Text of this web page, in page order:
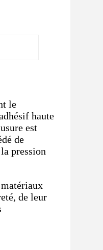
le
haute
est
de
pression
de leur